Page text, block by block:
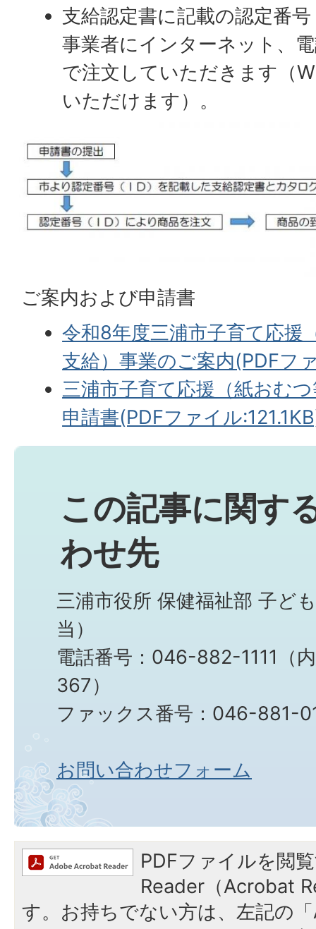
支給認定書に記載の認定番
事業者にインターネット、
で注文していただきます（
いただけます）。
ご案内および申請書
令和8年度三浦市子育て応援
支給）事業のご案内(PDFフ
三浦市子育て応援（紙おむ
申請書(PDFファイル
この記事に関す
わせ先
三浦市役所 保健福祉部 子ど
当）
電話番号：046-882-1111（
367）
ファックス番号：046-881-
お問い合わせフォーム
PDFファイルを閲
Reader（Acrobat
す。お持ちでない方は、左記の